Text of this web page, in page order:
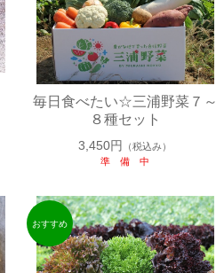
毎日食べたい☆三浦野菜７～
８種セット
3,450円
（税込み）
準 備 中